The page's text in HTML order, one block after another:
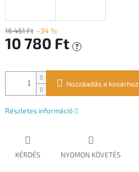
16 461 Ft –34 %
10 780 Ft ?
Hozzáadás a kosárhoz
Részletes információ
KÉRDÉS NYOMON KÖVETÉS